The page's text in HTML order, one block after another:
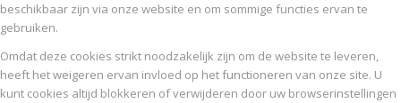
beschikbaar zijn via onze website en om sommige functies ervan te
gebruiken.
Omdat deze cookies strikt noodzakelijk zijn om de website te leveren,
heeft het weigeren ervan invloed op het functioneren van onze site. U
kunt cookies altijd blokkeren of verwijderen door uw browserinstellingen